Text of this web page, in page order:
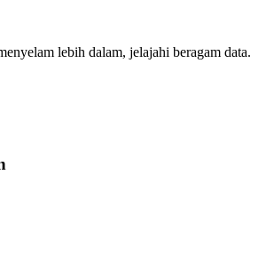
lebih dalam, jelajahi beragam data.